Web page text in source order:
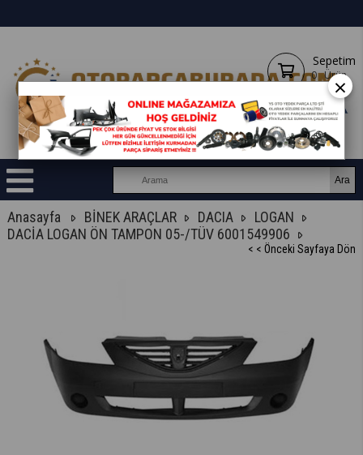
Sepetim
0 Ürün
Anasayfa BİNEK ARAÇLAR DACIA
LOGAN
DACİA LOGAN ÖN TAMPON 05-/TÜV 6001549906
< < Önceki Sayfaya Dön
×